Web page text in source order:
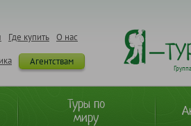
О нас
Где купить
Агентствам
Туры по
миру